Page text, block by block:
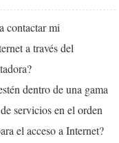
contactar mi
a través del
dentro de una gama
servicios en el orden
el acceso a Internet?